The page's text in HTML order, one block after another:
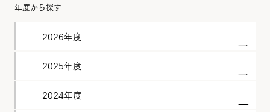
年度から探す
2026年度
2025年度
2024年度